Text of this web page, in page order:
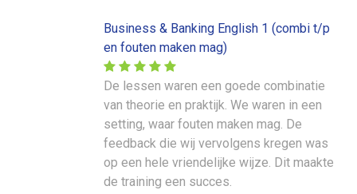
Business & Banking English 1 (combi t/p
en fouten maken mag)
De lessen waren een goede combinatie
van theorie en praktijk. We waren in een
setting, waar fouten maken mag. De
feedback die wij vervolgens kregen was
op een hele vriendelijke wijze. Dit maakte
de training een succes.